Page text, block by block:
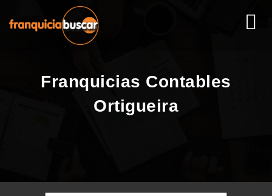
Franquicias Contables
Ortigueira